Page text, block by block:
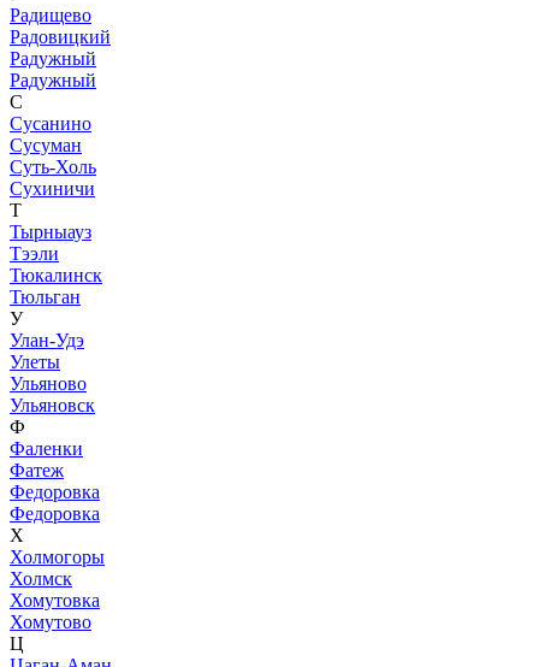
Радищево
Радовицкий
Радужный
Радужный
С
Сусанино
Сусуман
Суть-Холь
Сухиничи
Т
Тырныауз
Тээли
Тюкалинск
Тюльган
У
Улан-Удэ
Улеты
Ульяново
Ульяновск
Ф
Фаленки
Фатеж
Федоровка
Федоровка
Х
Холмогоры
Холмск
Хомутовка
Хомутово
Ц